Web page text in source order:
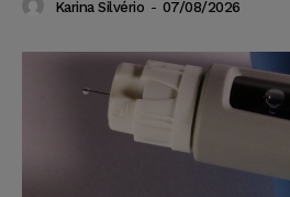
Karina Silvério - 07/08/2026